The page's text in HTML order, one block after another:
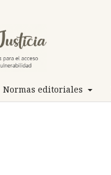
Normas editoriales